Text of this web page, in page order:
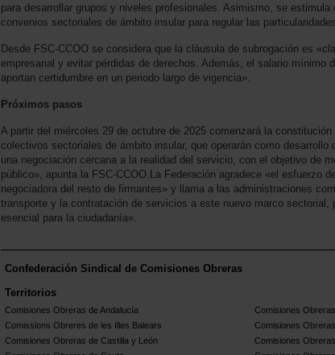
para desarrollar grupos y niveles profesionales. Asimismo, se
convenios sectoriales de ámbito insular para regular las
Desde FSC-CCOO se considera que la cláusula de subrogación es
empresarial y evitar pérdidas de derechos. Además, el salario mínimo
aportan certidumbre en un periodo largo de vigencia».
Próximos pasos
A partir del miércoles 29 de octubre de 2025 comenzará la
colectivos sectoriales de ámbito insular, que operarán como
una negociación cercana a la realidad del servicio, con el objetivo de
público», apunta la FSC-CCOO.La Federación agradece «el esfuerzo
negociadora del resto de firmantes» y llama a las administraciones
transporte y la contratación de servicios a este nuevo marco
esencial para la ciudadanía».
Confederación Sindical de Comisiones Obreras
Territorios
Comisiones Obreras de Andalucía Comisiones
Comissions Obreres de les Illes Balears
Comisiones
Comisiones Obreras de Castilla y León
Comisiones